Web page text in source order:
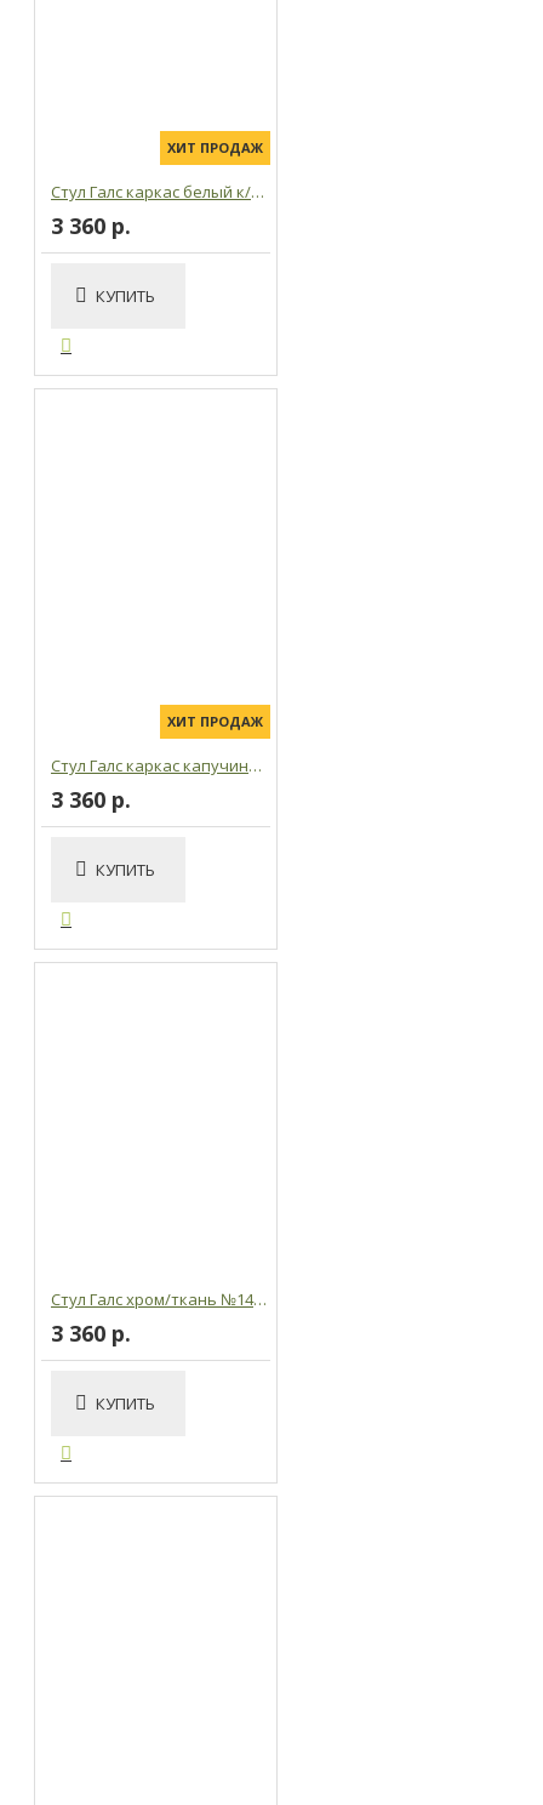
ХИТ ПРОДАЖ
Стул Галс каркас белый к/з белый
3 360 р.
КУПИТЬ
ХИТ ПРОДАЖ
Стул Галс каркас капучино, искуст. кожа Pegas капучино
3 360 р.
КУПИТЬ
Стул Галс хром/ткань №14 синий
3 360 р.
КУПИТЬ